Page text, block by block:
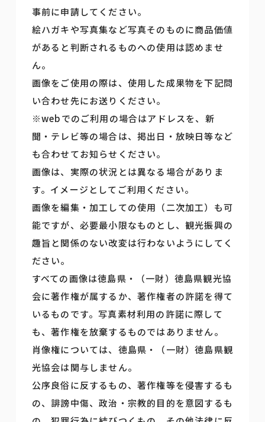
事前に申請してください。
絵ハガキや写真集など写真そのものに商品価値
があると判断されるものへの使用は認めませ
ん。
画像をご使用の際は、使用した成果物を下記問
い合わせ先にお送りください。
※webでのご利用の場合はアドレスを、新
聞・テレビ等の場合は、掲出日・放映日等など
も合わせてお知らせください。
画像は、実際の状況とは異なる場合がありま
す。イメージとしてご利用ください。
画像を編集・加工しての使用（二次加工）も可
能ですが、必要最小限なものとし、観光振興の
趣旨と関係のない改変は行わないようにしてく
ださい。
すべての画像は徳島県・（一財）徳島県観光協
会に著作権が属するか、著作権者の許諾を得て
いるものです。写真素材利用の許諾に際して
も、著作権を放棄するものではありません。
肖像権については、徳島県・（一財）徳島県観
光協会は関与しません。
公序良俗に反するもの、著作権等を侵害するも
の、誹謗中傷、政治・宗教的目的を意図するも